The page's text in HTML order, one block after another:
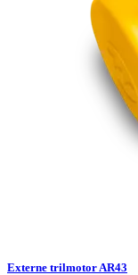
Externe trilmotor AR43